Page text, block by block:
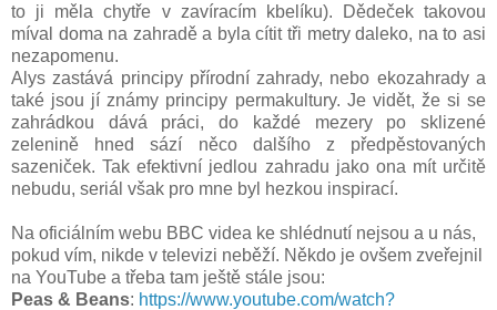
to ji měla chytře v zavíracím kbelíku). Dědeček takovou
míval doma na zahradě a byla cítit tři metry daleko, na to asi
nezapomenu.
Alys zastává principy přírodní zahrady, nebo ekozahrady a
také jsou jí známy principy permakultury. Je vidět, že si se
zahrádkou dává práci, do každé mezery po sklizené
zelenině hned sází něco dalšího z předpěstovaných
sazeniček. Tak efektivní jedlou zahradu jako ona mít určitě
nebudu, seriál však pro mne byl hezkou inspirací.
Na oficiálním webu BBC videa ke shlédnutí nejsou a u nás,
pokud vím, nikde v televizi neběží. Někdo je ovšem zveřejnil
na YouTube a třeba tam ještě stále jsou:
Peas & Beans: https://www.youtube.com/watch?